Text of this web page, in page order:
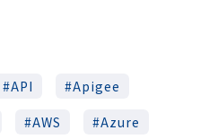
API
Apigee
AWS
Azure